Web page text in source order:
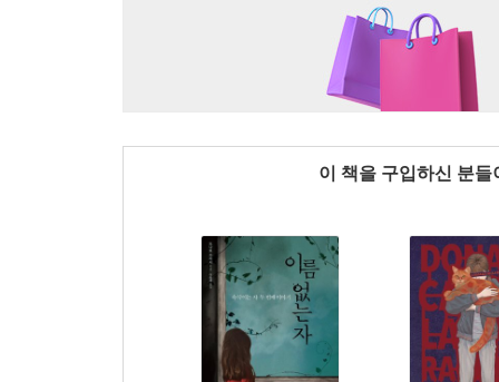
이 책을 구입하신 분